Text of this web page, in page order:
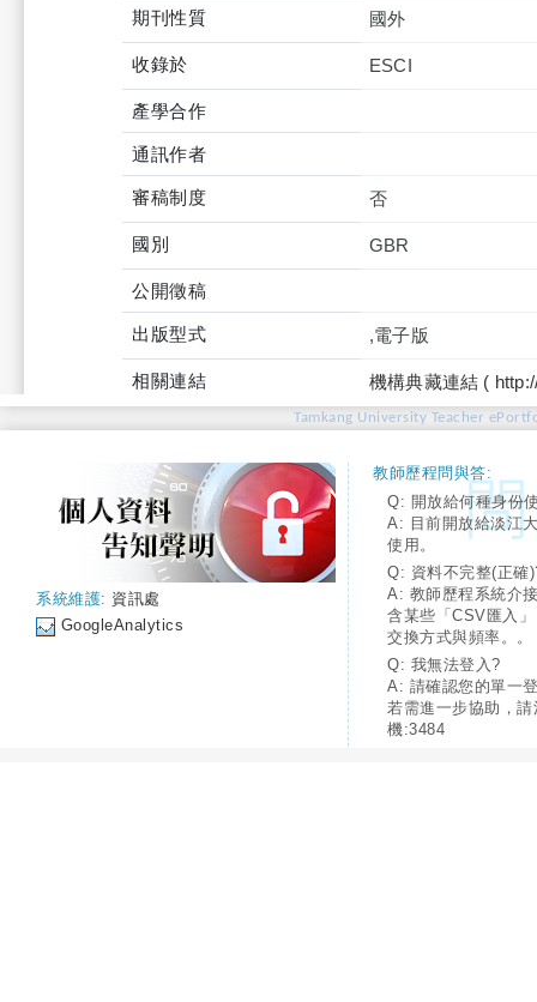
期刊性質 國外
收錄於
產學合作
通訊作者
審稿制度 否
國別 GBR
公開徵稿
出版型式 ,電子版
相關連結 機構典藏連結 (
Tamkang University Teacher
系統維護: 資訊處
GoogleAnalytics
教師歷程問與答:
Q: 開放給何種身份
A: 目前開放給淡江
使用。
Q: 資料不完整(正確
A: 教師歷程系統介
含某些「CSV匯入
交換方式與頻率。。
Q: 我無法登入?
A: 請確認您的單一
若需進一步協助，
機:3484